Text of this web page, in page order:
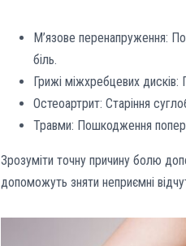
М’язове перенапруження:
біль.
Грижі міжхребцевих дисків:
Остеоартрит: Старіння
Травми: Пошкодження
Зрозуміти точну причину болю
допоможуть зняти неприємні